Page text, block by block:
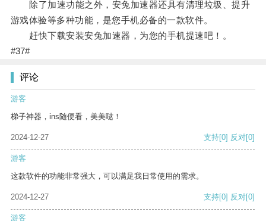
除了加速功能之外，安兔加速器还具有清理垃圾、提升
游戏体验等多种功能，是您手机必备的一款软件。
赶快下载安装安兔加速器，为您的手机提速吧！。
#37#
评论
游客
梯子神器，ins随便看，美美哒！
2024-12-27 支持[0] 反对[0]
游客
这款软件的功能非常强大，可以满足我日常使用的需求。
2024-12-27 支持[0] 反对[0]
游客